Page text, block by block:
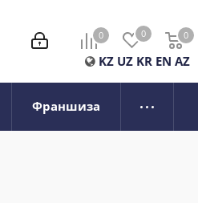
0 0 0
0
KZ UZ KR EN AZ
Франшиза